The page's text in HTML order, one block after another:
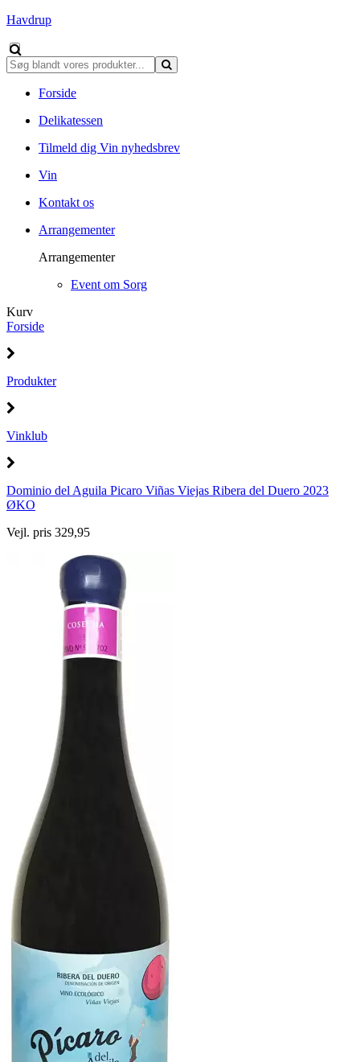
Havdrup
Forside
Delikatessen
Tilmeld dig Vin nyhedsbrev
Vin
Kontakt os
Arrangementer
Arrangementer
Event om Sorg
Kurv
Forside
Produkter
Vinklub
Dominio del Aguila Picaro Viñas Viejas Ribera del Duero 2023
ØKO
Vejl. pris 329,95